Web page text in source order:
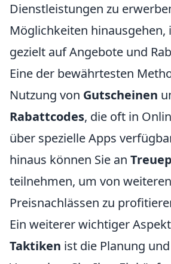
Dienstleistungen zu
Möglichkeiten hinausgehen,
gezielt auf Angebote und
Eine der bewährtesten
Nutzung von Gutscheinen
Rabattcodes, die oft in
über spezielle Apps
hinaus können Sie an
teilnehmen, um von weiteren
Preisnachlässen zu
Ein weiterer wichtiger
Taktiken ist die Planung